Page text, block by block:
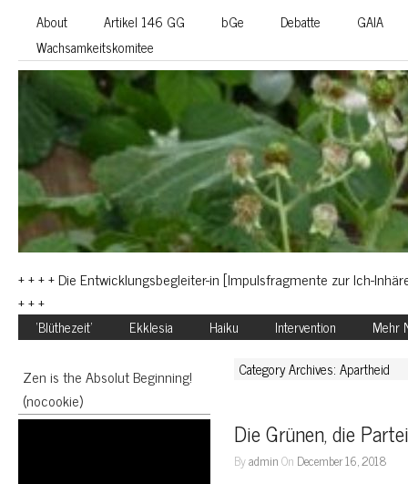
About Artikel 146 GG bGe Debatte
GAIA
Wachsamkeitskomitee
+ + + + Die Entwicklungsbegleiter-in [Impulsfragmente zur Ich-
+ + +
‘Blüthezeit’ Ekklesia Haiku Intervention Mehr
Zen is the Absolut Beginning!
(nocookie)
Category Archives: Apartheid
Die Grünen, die
ByadminOn December 16, 2018